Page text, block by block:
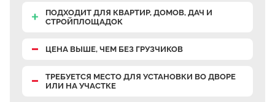
Ильинское
Редькино
Ждановское
ПОДХОДИТ ДЛЯ КВАРТИР, ДОМОВ, ДАЧ И
СТРОЙПЛОЩАДОК
ЦЕНА ВЫШЕ, ЧЕМ БЕЗ ГРУЗЧИКОВ
ТРЕБУЕТСЯ МЕСТО ДЛЯ УСТАНОВКИ ВО ДВОРЕ
ИЛИ НА УЧАСТКЕ